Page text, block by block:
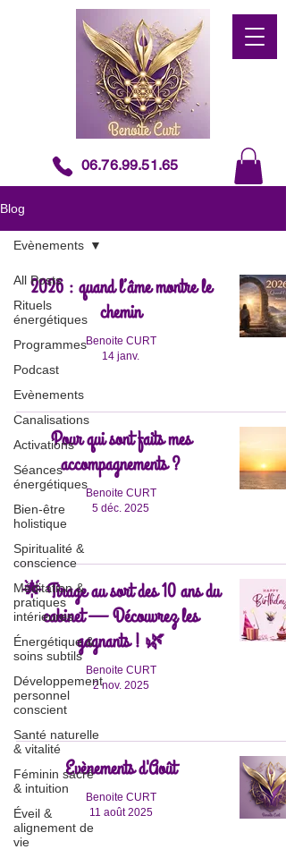
06.76.99.51.65
Blog
All Posts
Rituels
énergétiques
Programmes
Podcast
Evènements
Canalisations
Activations
Séances
énergétiques
Bien-être
holistique
Spiritualité &
conscience
Méditation &
pratiques
intérieures
Énergétique &
soins subtils
Développement
personnel
conscient
Santé naturelle
& vitalité
Féminin sacré
& intuition
Éveil &
alignement de
vie
Evènements
2026 : quand l’âme montre le
chemin
Benoite CURT
14 janv.
Pour qui sont faits mes
accompagnements ?
Benoite CURT
5 déc. 2025
🌟 Tirage au sort des 10 ans du
cabinet — Découvrez les
gagnants ! 🌿
Benoite CURT
2 nov. 2025
Evènements d'Août
Benoite CURT
11 août 2025